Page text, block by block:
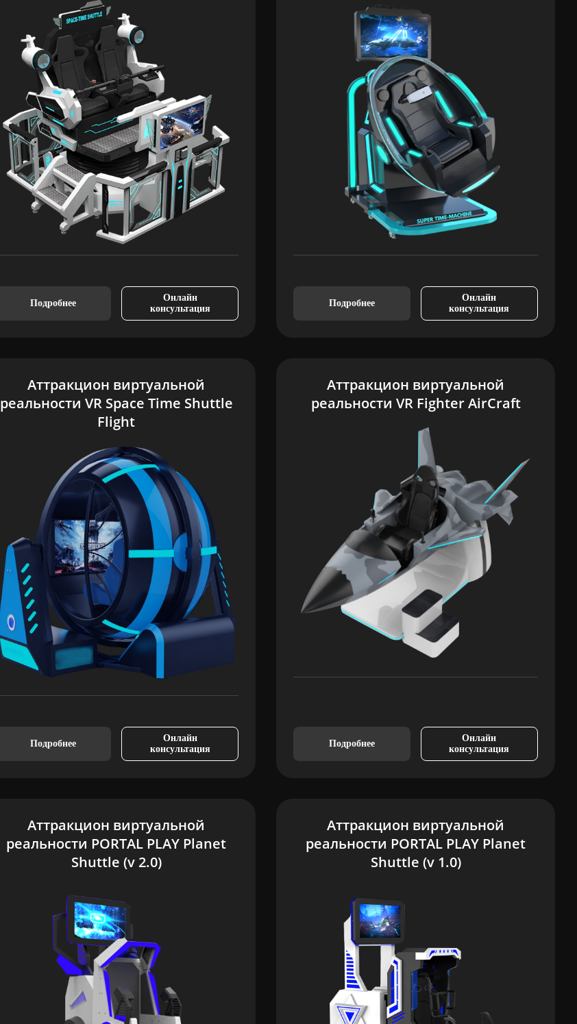
Подробнее
Онлайн
консультация
Подробнее
Онлайн
консультация
Аттракцион виртуальной
реальности VR Space Time Shuttle
Flight
Подробнее
Онлайн
консультация
Аттракцион виртуальной
реальности VR Fighter AirCraft
Подробнее
Онлайн
консультация
Аттракцион виртуальной
реальности PORTAL PLAY Planet
Shuttle (v 2.0)
Аттракцион виртуальной
реальности PORTAL PLAY Planet
Shuttle (v 1.0)